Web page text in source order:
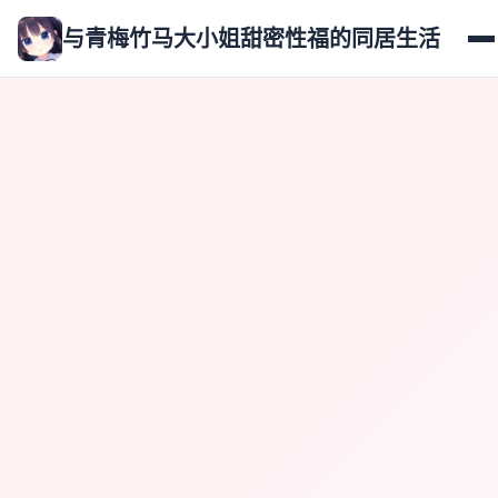
与青梅竹马大小姐甜密性福的同居生活